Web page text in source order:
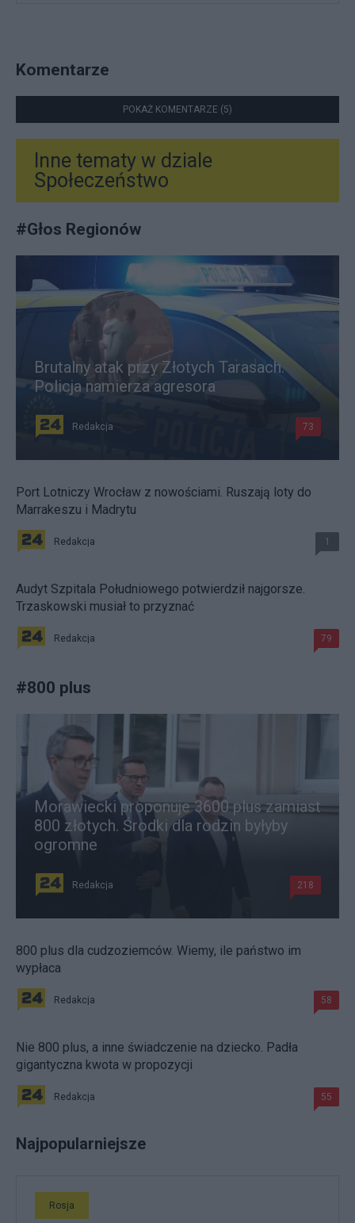
Komentarze
POKAŻ KOMENTARZE (5)
Inne tematy w dziale
Społeczeństwo
#Głos Regionów
Brutalny atak przy Złotych Tarasach.
Policja namierza agresora
Redakcja 73
Port Lotniczy Wrocław z nowościami. Ruszają loty do
Marrakeszu i Madrytu
Redakcja 1
Audyt Szpitala Południowego potwierdził najgorsze.
Trzaskowski musiał to przyznać
Redakcja 79
#800 plus
Morawiecki proponuje 3600 plus zamiast
800 złotych. Środki dla rodzin byłyby
ogromne
Redakcja 218
800 plus dla cudzoziemców. Wiemy, ile państwo im
wypłaca
Redakcja 58
Nie 800 plus, a inne świadczenie na dziecko. Padła
gigantyczna kwota w propozycji
Redakcja 55
Najpopularniejsze
Rosja